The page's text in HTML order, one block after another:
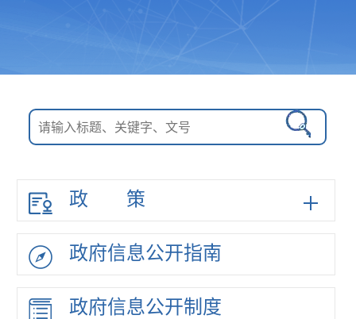
政策
政府信息公开指南
政府信息公开制度